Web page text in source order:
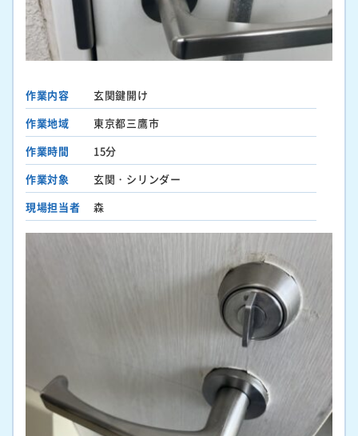
作業内容
玄関鍵開け
作業地域
東京都三鷹市
作業時間
15分
作業対象
玄関・シリンダー
現場担当者
森